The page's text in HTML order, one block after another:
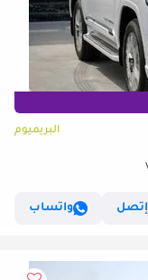
البريميوم
إتصل
واتساب